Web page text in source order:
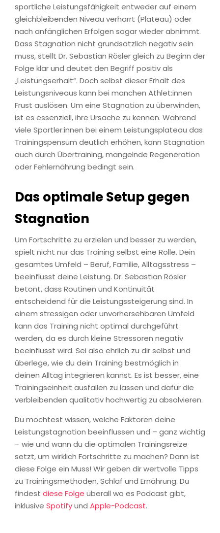
sportliche Leistungsfähigkeit entweder auf einem
gleichbleibenden Niveau verharrt (Plateau) oder
nach anfänglichen Erfolgen sogar wieder abnimmt.
Dass Stagnation nicht grundsätzlich negativ sein
muss, stellt Dr. Sebastian Rösler gleich zu Beginn der
Folge klar und deutet den Begriff positiv als
„Leistungserhalt“. Doch selbst dieser Erhalt des
Leistungsniveaus kann bei manchen Athlet:innen
Frust auslösen. Um eine Stagnation zu überwinden,
ist es essenziell, ihre Ursache zu kennen. Während
viele Sportler:innen bei einem Leistungsplateau das
Trainingspensum deutlich erhöhen, kann Stagnation
auch durch Übertraining, mangelnde Regeneration
oder Fehlernährung bedingt sein.
Das optimale Setup gegen
Stagnation
Um Fortschritte zu erzielen und besser zu werden,
spielt nicht nur das Training selbst eine Rolle. Dein
gesamtes Umfeld – Beruf, Familie, Alltagsstress –
beeinflusst deine Leistung. Dr. Sebastian Rösler
betont, dass Routinen und Kontinuität
entscheidend für die Leistungssteigerung sind. In
einem stressigen oder unvorhersehbaren Umfeld
kann das Training nicht optimal durchgeführt
werden, da es durch kleine Stressoren negativ
beeinflusst wird. Sei also ehrlich zu dir selbst und
überlege, wie du dein Training bestmöglich in
deinen Alltag integrieren kannst. Es ist besser, eine
Trainingseinheit ausfallen zu lassen und dafür die
verbleibenden qualitativ hochwertig zu absolvieren.
Du möchtest wissen, welche Faktoren deine
Leistungstagnation beeinflussen und – ganz wichtig
– wie und wann du die optimalen Trainingsreize
setzt, um wirklich Fortschritte zu machen? Dann ist
diese Folge ein Muss! Wir geben dir wertvolle Tipps
zu Trainingsmethoden, Schlaf und Ernährung. Du
findest diese Folge überall wo es Podcast gibt,
inklusive Spotifyund Apple-Podcast.